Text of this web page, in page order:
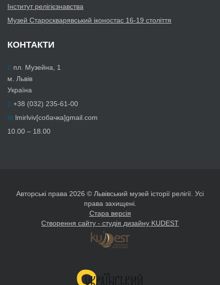
Інститут релігієзнавства
Музей Староскварявський іконостас 16-19 cтоліття
КОНТАКТИ
пл. Музейна, 1
м. Львів
Україна
+38 (032) 235-61-00
lmirlviv[собачка]gmail.com
10.00 – 18.00
Авторські права 2026 © Львівський музей історії релігії. Усі
права захищені.
Стара версія
Створення сайту - студія дизайну KUDEST